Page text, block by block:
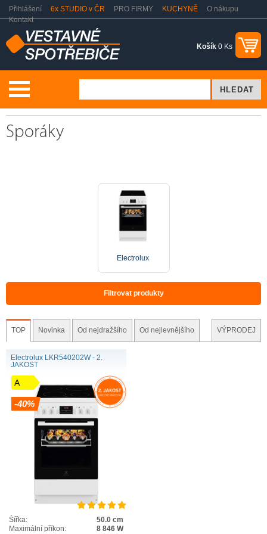
Přihlášení 6x STUDIO v ČR PRO FIRMY KUCHYNĚ
O nákupu
Kontakt
Košík 0 Ks
Sporáky
Electrolux
Filtrovat produkty
TOP Novinka Od nejdražšího Od nejlevnějšího VÝPRODEJ
Electrolux LKR540202W - 2.
JAKOST
A
-40%
Šířka:
50.0 cm
Maximální příkon:
8 846 W